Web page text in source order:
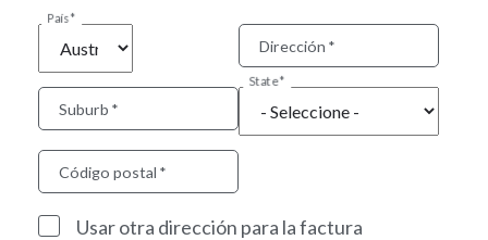
País
Dirección
Suburb
State
Código postal
Usar otra dirección para la factura